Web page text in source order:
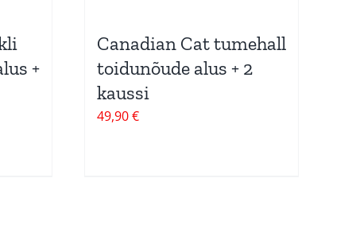
+
Canadian Cat tumehall
toidunõude alus + 2
kaussi
49,90€